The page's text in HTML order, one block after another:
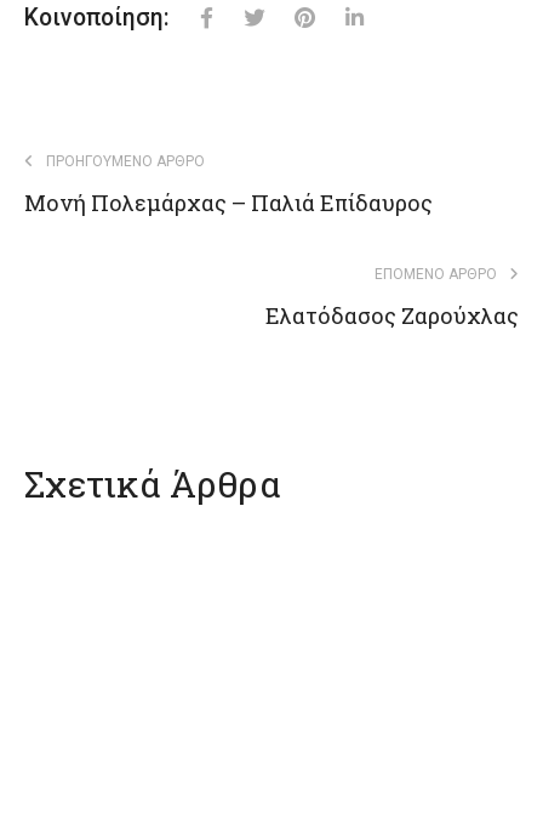
Κοινοποίηση:
ΠΡΟΗΓΟΎΜΕΝΟ ΆΡΘΡΟ
Μονή Πολεμάρχας – Παλιά Επίδαυρος
ΕΠΌΜΕΝΟ ΆΡΘΡΟ
Ελατόδασος Ζαρούχλας
Σχετικά Άρθρα